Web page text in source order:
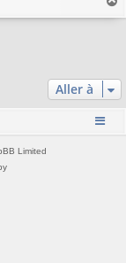
Aller à
Limited